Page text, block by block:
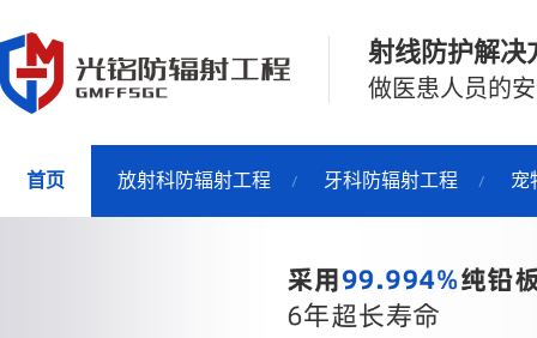
射线防护解决
做医患人员的
首页 放射科防辐射工程 牙科防辐射工程 宠